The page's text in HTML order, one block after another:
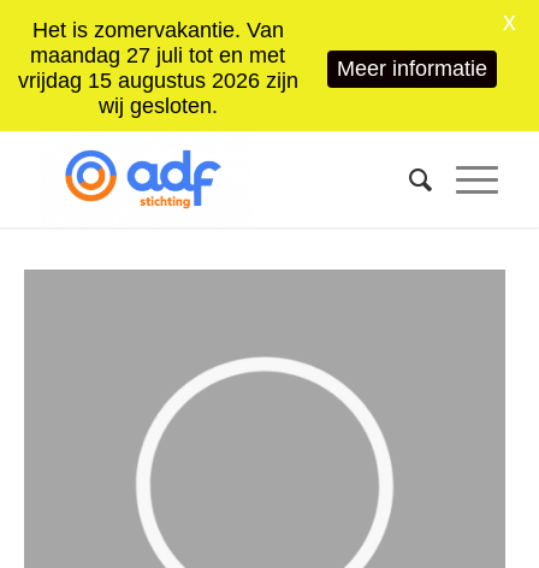
Het is zomervakantie. Van
maandag 27 juli tot en met
vrijdag 15 augustus 2026 zijn
wij gesloten.
Meer informatie
X